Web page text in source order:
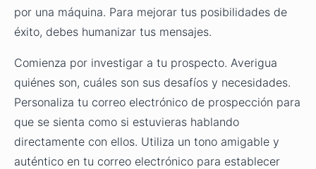
por una máquina. Para mejorar tus posibilidades de
éxito, debes humanizar tus mensajes.
Comienza por investigar a tu prospecto. Averigua
quiénes son, cuáles son sus desafíos y necesidades.
Personaliza tu correo electrónico de prospección para
que se sienta como si estuvieras hablando
directamente con ellos. Utiliza un tono amigable y
auténtico en tu correo electrónico para establecer